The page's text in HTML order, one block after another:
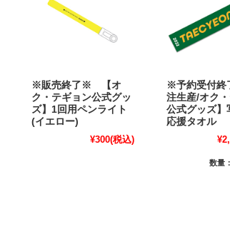
※販売終了※ 【オ
ク・テギョン公式グッ
ズ】1回用ペンライト
(イエロー)
¥300(税込)
※予約受付
注生産/オク
公式グッズ】
応援タオル
数量：